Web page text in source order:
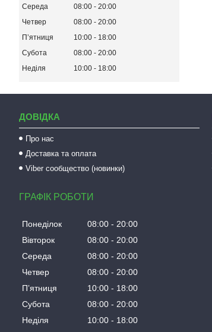
Середа
08:00
20:00
Четвер
08:00
20:00
Пʼятниця
10:00
18:00
Субота
08:00
20:00
Неділя
10:00 18:00
ДОВІДКА
Про нас
Доставка та оплата
Viber сообщество (новинки)
ГРАФІК РОБОТИ
Понеділок 08:00
20:00
Вівторок
08:00
20:00
Середа
08:00
20:00
Четвер
08:00
20:00
Пʼятниця
10:00
18:00
Субота
08:00
20:00
Неділя
10:00 18:00